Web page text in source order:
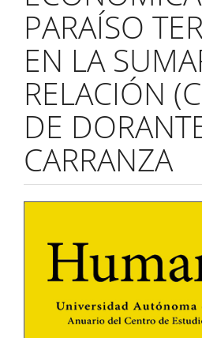
PARAÍSO
EN LA
RELACIÓN
DE
CARRANZA
Barra
lateral
del
artículo